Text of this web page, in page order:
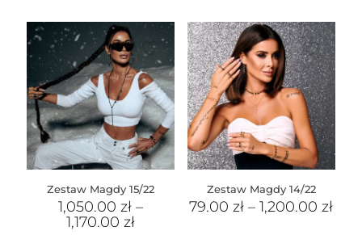
Zestaw Magdy 15/22
1,050.00zł –
1,170.00zł
Zestaw Magdy 14/22
79.00zł –1,200.00zł